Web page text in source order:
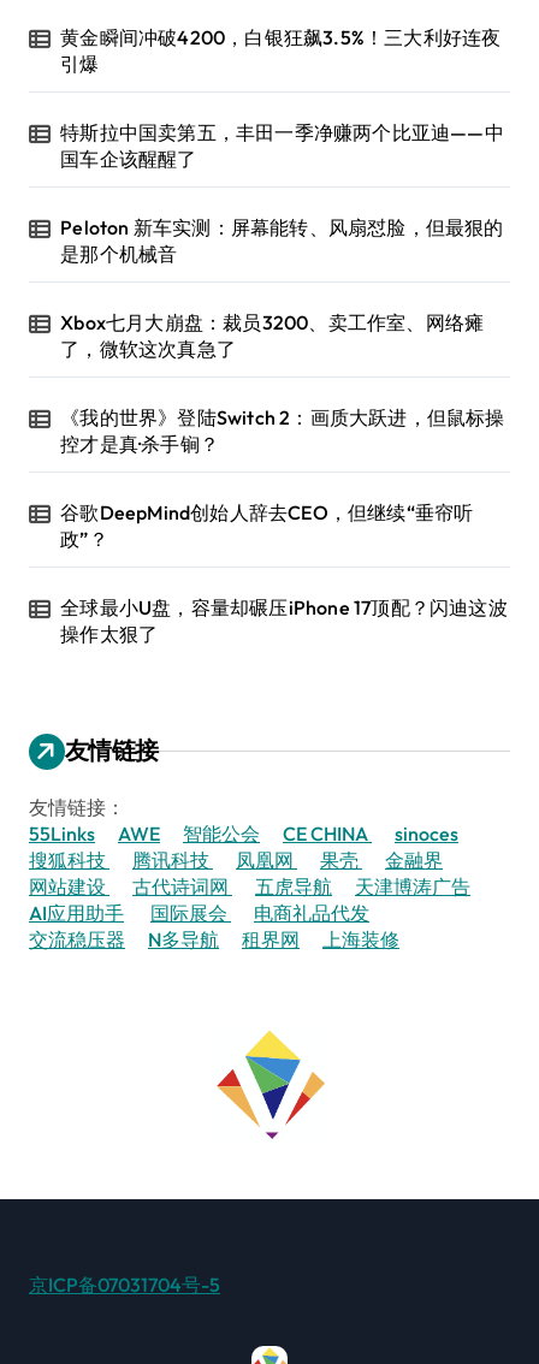
黄金瞬间冲破4200，白银狂飙3.5%！三大利好连夜
引爆
特斯拉中国卖第五，丰田一季净赚两个比亚迪——中
国车企该醒醒了
Peloton 新车实测：屏幕能转、风扇怼脸，但最狠的
是那个机械音
Xbox七月大崩盘：裁员3200、卖工作室、网络瘫
了，微软这次真急了
《我的世界》登陆Switch 2：画质大跃进，但鼠标操
控才是真·杀手锏？
谷歌DeepMind创始人辞去CEO，但继续“垂帘听
政”？
全球最小U盘，容量却碾压iPhone 17顶配？闪迪这波
操作太狠了
友情链接
友情链接：
55Links
AWE 智能公会 CE CHINA
sinoces
搜狐科技
腾讯科技 凤凰网 果壳
金融界
网站建设
古代诗词网 五虎导航
天津博涛广告
AI应用助手
国际展会
电商礼品代发
交流稳压器
N多导航 租界网 上海装修
京ICP备07031704号-5